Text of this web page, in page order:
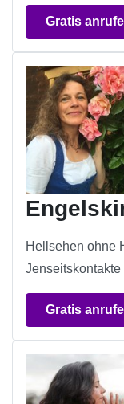
Gratis
Hellsehen ohne
Jenseitskontakte
Gratis